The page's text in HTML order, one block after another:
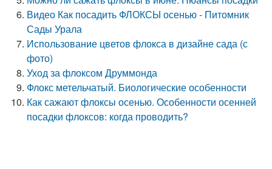
Видео Как посадить ФЛОКСЫ осенью - Питомник
Сады Урала
Использование цветов флокса в дизайне сада (с
фото)
Уход за флоксом Друммонда
Флокс метельчатый. Биологические особенности
Как сажают флоксы осенью. Особенности осенней
посадки флоксов: когда проводить?